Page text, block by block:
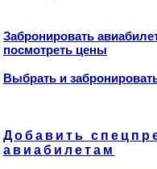
Забронировать
посмотреть цены
Выбрать и
Добавить
авиабилетам